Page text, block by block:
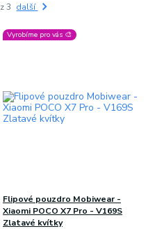
z 3 další
Vyrobíme pro vás 🎨
Flipové pouzdro Mobiwear -
Xiaomi POCO X7 Pro - V169S
Zlatavé kvítky